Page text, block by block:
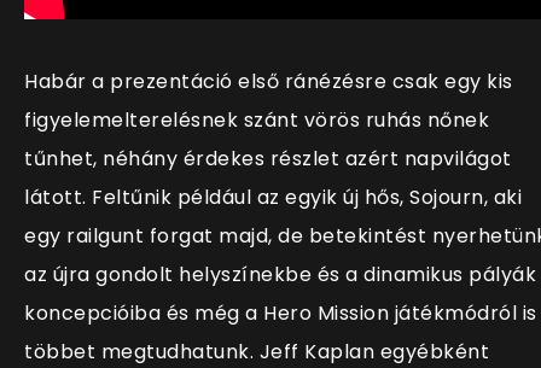
Habár a prezentáció első ránézésre csak egy kis
figyelemelterelésnek szánt vörös ruhás nőnek
tűnhet, néhány érdekes részlet azért napvilágot
látott. Feltűnik például az egyik új hős, Sojourn, aki
egy railgunt forgat majd, de betekintést
az újra gondolt helyszínekbe és a dinamikus pályák
koncepcióiba és még a Hero Mission játékmódról is
többet megtudhatunk. Jeff Kaplan egyébként